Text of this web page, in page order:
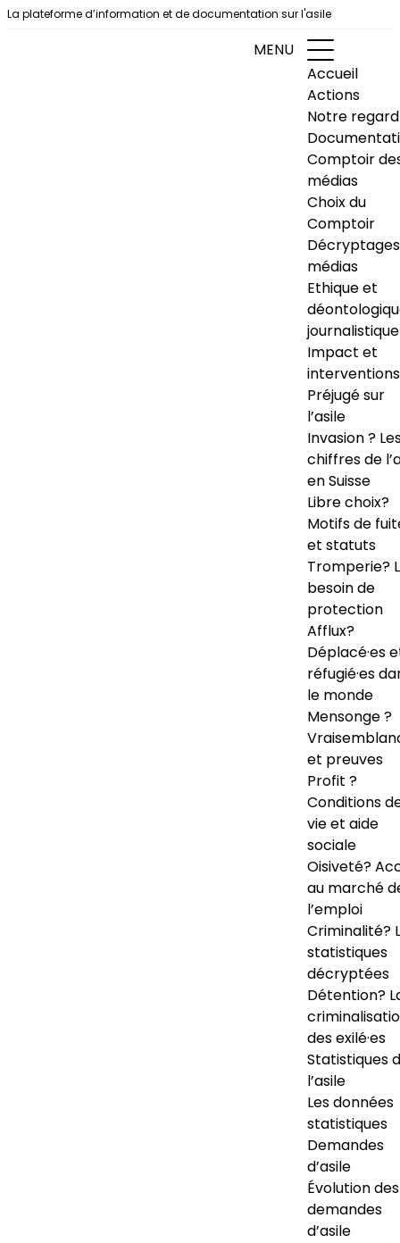
Aller au contenu
La plateforme d’information et de documentation sur l'asile
MENU
Accueil
Actions
Notre regard
Comptoir
médias
Choix du
Comptoir
Décryptages
médias
Ethique et
journalistique
Impact et
interventions
Préjugé sur
l’asile
Invasion ?
chiffres de
en Suisse
Libre choix?
Motifs de
et statuts
Tromperie?
besoin de
protection
Afflux?
Déplacé·es
réfugié·es
le monde
Mensonge ?
et preuves
Profit ?
Conditions
vie et aide
sociale
Oisiveté?
au marché
l’emploi
Criminalité?
statistiques
décryptées
Détention?
des exilé·es
Statistiques
l’asile
Les données
statistiques
Demandes
d’asile
Évolution des
demandes
d’asile